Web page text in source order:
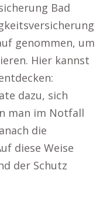
Bad
genommen, um
Hier kannst
dazu, sich
man im Notfall
die
diese Weise
der Schutz